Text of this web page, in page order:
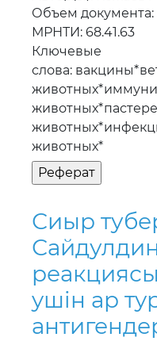
Объем документа:
МРНТИ: 68.41.63
Ключевые
слова:
животных*
Сиыр
Сайдулдин
yшiн ар